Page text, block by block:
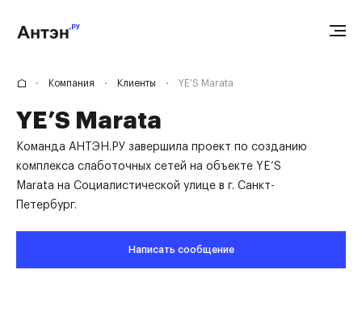
Компания Клиенты YE’S Marata
YE’S Marata
Команда АНТЭН.РУ завершила проект по созданию
комплекса слаботочных сетей на объекте YE’S
Marata на Социалистической улице в г. Санкт-
Петербург.
Написать сообщение